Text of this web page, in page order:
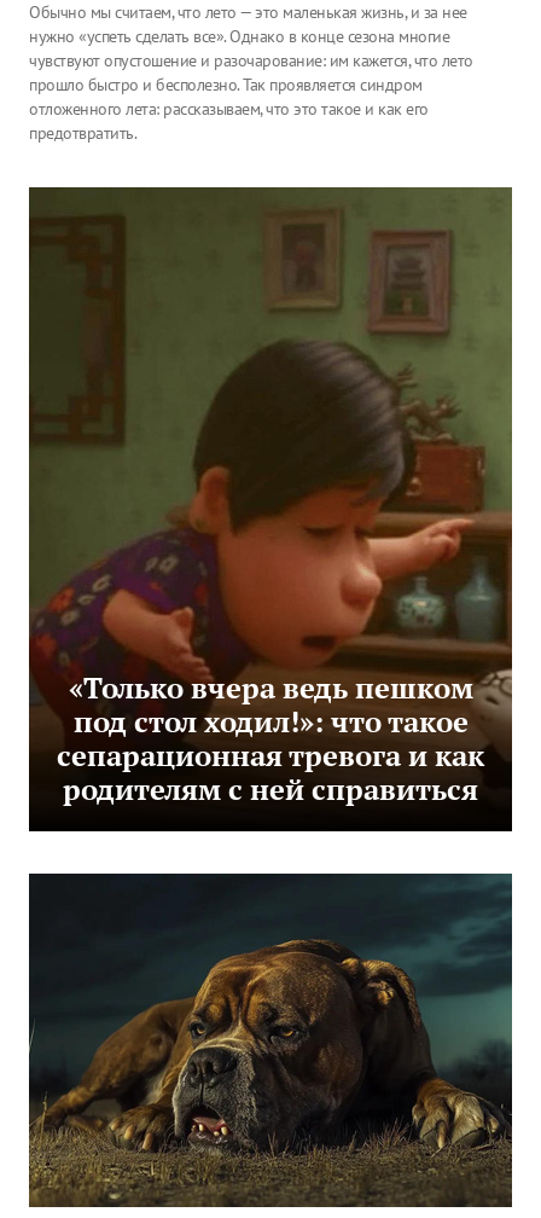
Обычно мы считаем, что лето — это маленькая жизнь, и за нее
нужно «успеть сделать все». Однако в конце сезона многие
чувствуют опустошение и разочарование: им кажется, что лето
прошло быстро и бесполезно. Так проявляется синдром
отложенного лета: рассказываем, что это такое и как его
предотвратить.
«Только вчера ведь пешком
под стол ходил!»: что такое
сепарационная тревога и как
родителям с ней справиться